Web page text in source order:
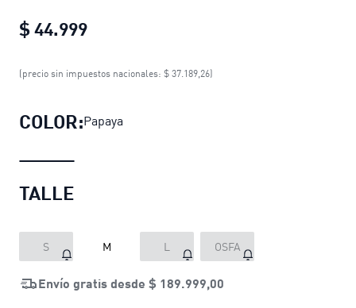
$ 44.999
Gorra con visera McLAREN RACING
(precio sin impuestos nacionales: $ 37.189,26)
COLOR:Papaya
TALLE
S M L OSFA
Envío gratis desde $ 189.999,00